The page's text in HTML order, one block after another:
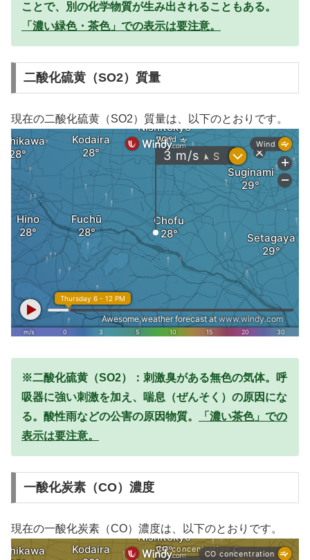
ことで、別の化学物質が生み出されることもある。
「濃い緑色・茶色」での表示は要注意。
二酸化硫黄（SO2）質量
現在の二酸化硫黄（SO2）質量は、以下のとおりです。
※二酸化硫黄（SO2）：刺激臭がある無色の気体。呼
吸器に強い刺激を加え、喘息（ぜんそく）の原因にな
る。酸性雨などの公害の原因物質。
「濃い茶色」での
表示は要注意。
一酸化炭素（CO）濃度
現在の一酸化炭素（CO）濃度は、以下のとおりです。